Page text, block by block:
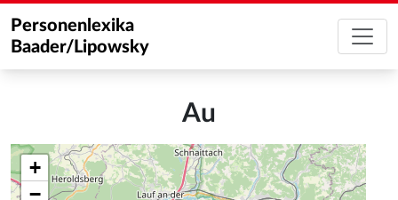
Personenlexika
Baader/Lipowsky
Au
+
−